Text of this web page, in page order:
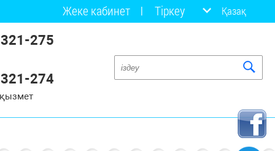
Жеке кабинет Тіркеу Қазақ
275
274